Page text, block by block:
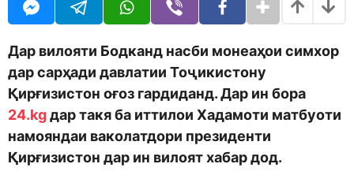
d
o
n
o
Дар вилояти Бодканд насби монеаҳои симхор
дар сарҳади давлатии Тоҷикистону
Қирғизистон оғоз гардиданд. Дар ин бора
24.kgдар такя ба иттилои Хадамоти матбуоти
намояндаи ваколатдори президенти
Қирғизистон дар ин вилоят хабар дод.